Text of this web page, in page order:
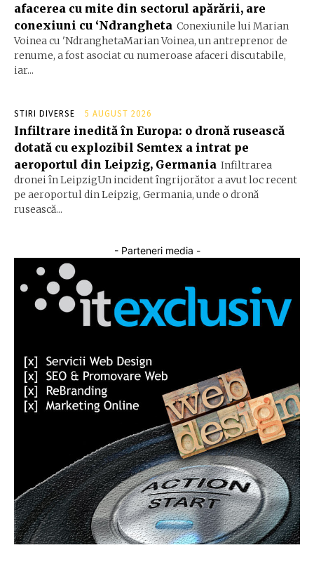
afacerea cu mite din sectorul apărării, are
conexiuni cu ‘Ndrangheta Conexiunile lui Marian
Voinea cu 'NdranghetaMarian Voinea, un antreprenor de
renume, a fost asociat cu numeroase afaceri discutabile,
iar...
STIRI DIVERSE 5 AUGUST 2026
Infiltrare inedită în Europa: o dronă rusească
dotată cu explozibil Semtex a intrat pe
aeroportul din Leipzig, Germania Infiltrarea
dronei în LeipzigUn incident îngrijorător a avut loc recent
pe aeroportul din Leipzig, Germania, unde o dronă
rusească...
- Parteneri media -